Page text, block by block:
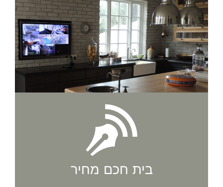
בית חכם מחיר